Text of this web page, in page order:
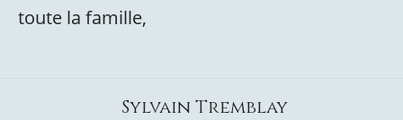
toute la famille,
Sylvain Tremblay